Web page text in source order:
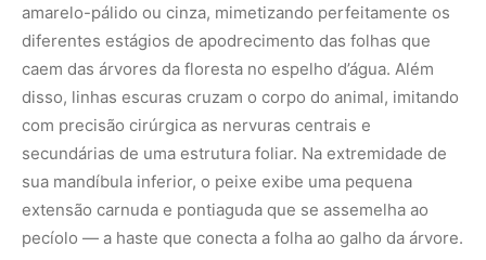
amarelo-pálido ou cinza, mimetizando perfeitamente os
diferentes estágios de apodrecimento das folhas que
caem das árvores da floresta no espelho d’água. Além
disso, linhas escuras cruzam o corpo do animal, imitando
com precisão cirúrgica as nervuras centrais e
secundárias de uma estrutura foliar. Na extremidade de
sua mandíbula inferior, o peixe exibe uma pequena
extensão carnuda e pontiaguda que se assemelha ao
pecíolo — a haste que conecta a folha ao galho da árvore.